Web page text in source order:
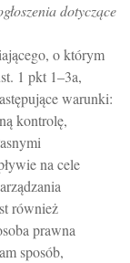
dotyczące
o którym
1 pkt 1–3a,
warunki:
kontrolę,
na cele
również
prawna
sposób,